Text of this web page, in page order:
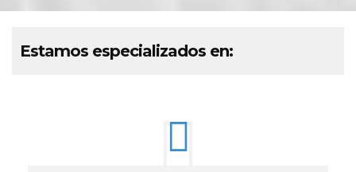
Estamos especializados en: